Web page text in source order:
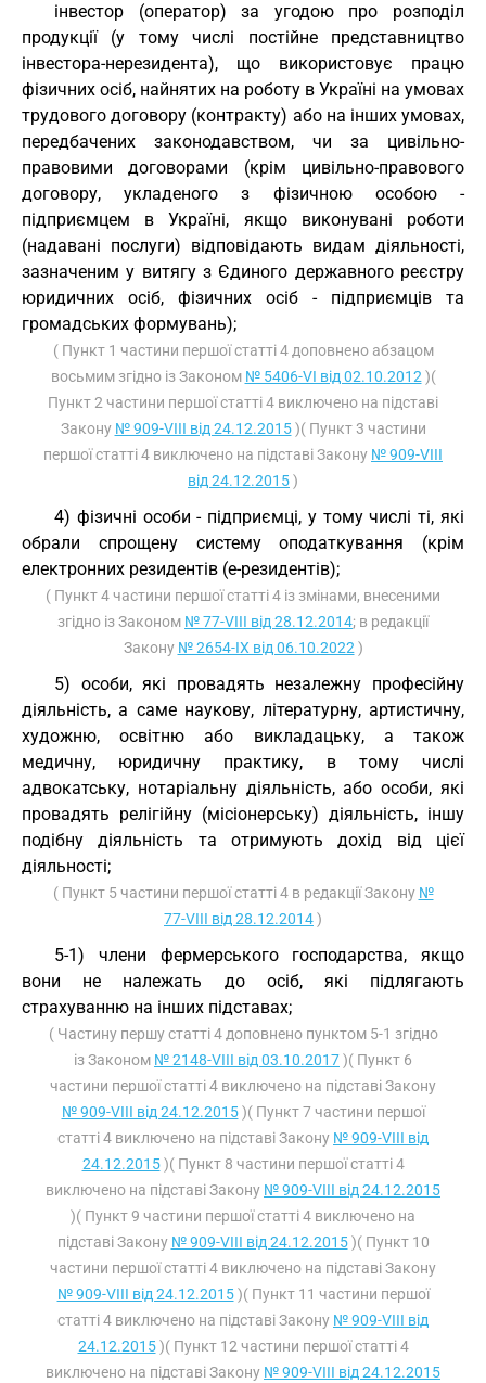
інвестор (оператор) за угодою про розподіл
продукції (у тому числі постійне представництво
інвестора-нерезидента), що використовує працю
фізичних осіб, найнятих на роботу в Україні на умовах
трудового договору (контракту) або на інших умовах,
передбачених законодавством, чи за цивільно-
правовими договорами (крім цивільно-правового
договору, укладеного з фізичною особою -
підприємцем в Україні, якщо виконувані роботи
(надавані послуги) відповідають видам діяльності,
зазначеним у витягу з Єдиного державного реєстру
юридичних осіб, фізичних осіб - підприємців та
громадських формувань);
( Пункт 1 частини першої статті 4 доповнено абзацом
восьмим згідно із Законом № 5406-VI від 02.10.2012 )(
Пункт 2 частини першої статті 4 виключено на підставі
Закону № 909-VIII від 24.12.2015)( Пункт 3 частини
першої статті 4 виключено на підставі Закону № 909-VIII
від 24.12.2015)
4) фізичні особи - підприємці, у тому числі ті, які
обрали спрощену систему оподаткування (крім
електронних резидентів (е-резидентів);
( Пункт 4 частини першої статті 4 із змінами, внесеними
згідно із Законом № 77-VIII від 28.12.2014; в редакції
Закону № 2654-IX від 06.10.2022 )
5) особи, які провадять незалежну професійну
діяльність, а саме наукову, літературну, артистичну,
художню, освітню або викладацьку, а також
медичну, юридичну практику, в тому числі
адвокатську, нотаріальну діяльність, або особи, які
провадять релігійну (місіонерську) діяльність, іншу
подібну діяльність та отримують дохід від цієї
діяльності;
( Пункт 5 частини першої статті 4 в редакції Закону №
77-VIII від 28.12.2014)
5-1) члени фермерського господарства, якщо
вони не належать до осіб, які підлягають
страхуванню на інших підставах;
( Частину першу статті 4 доповнено пунктом 5-1 згідно
із Законом № 2148-VIII від 03.10.2017)( Пункт 6
частини першої статті 4 виключено на підставі Закону
№ 909-VIII від 24.12.2015)( Пункт 7 частини першої
статті 4 виключено на підставі Закону № 909-VIII від
24.12.2015)( Пункт 8 частини першої статті 4
виключено на підставі Закону № 909-VIII від 24.12.2015
)( Пункт 9 частини першої статті 4 виключено на
підставі Закону № 909-VIII від 24.12.2015)( Пункт 10
частини першої статті 4 виключено на підставі Закону
№ 909-VIII від 24.12.2015)( Пункт 11 частини першої
статті 4 виключено на підставі Закону № 909-VIII від
24.12.2015)( Пункт 12 частини першої статті 4
виключено на підставі Закону № 909-VIII від 24.12.2015